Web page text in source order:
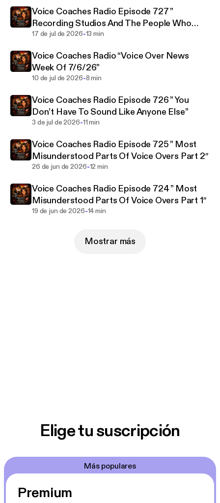
Voice Coaches Radio Episode 727 ”
Recording Studios And The People Who
Work There”
17 de jul de 2026-13 min
Voice Coaches Radio “Voice Over News
Week Of 7/6/26”
10 de jul de 2026-8 min
Voice Coaches Radio Episode 726 ” You
Don’t Have To Sound Like Anyone Else”
3 de jul de 2026-11 min
Voice Coaches Radio Episode 725 ” Most
Misunderstood Parts Of Voice Overs Part 2″
26 de jun de 2026-12 min
Voice Coaches Radio Episode 724 ” Most
Misunderstood Parts Of Voice Overs Part 1″
19 de jun de 2026-14 min
Mostrar más
Elige tu suscripción
Más populares
Premium